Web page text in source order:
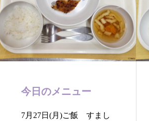
今日のメニュー
7月27日(月)ご飯 すまし